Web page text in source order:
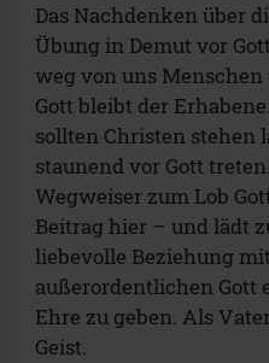
Das Nachdenken über
Übung in Demut vor
weg von uns
Gott bleibt der
sollten Christen stehen
staunend vor Gott
Wegweiser zum Lob
Beitrag hier – und lädt
liebevolle Beziehung
außerordentlichen Gott
Ehre zu geben. Als
Geist.